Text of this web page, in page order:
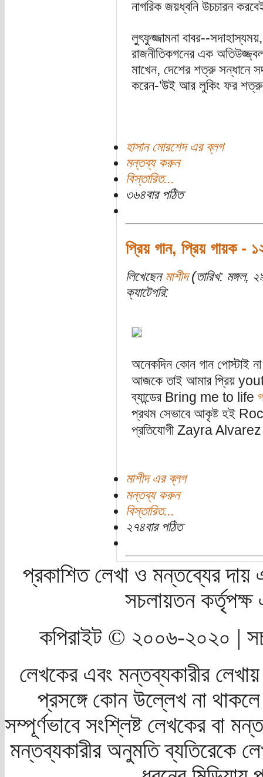
নাগরিক জয়ধ্বনি উচচারন
লুৎফুজ্জামনা বাবর--
রাজনীতিকগনের এক
মাখেন, দেশের শত্রু সন্ধানে
করেন-'উই আর লুকিং ফর শত্রু',
হাসান মোরশেদ এর ব্লগ
মন্তব্য করুন
বিস্তারিত...
৩৬৪বার পঠিত
প্রিয় গান, প্রিয়
লিখেছেন মাশীদ(তারিখ: মঙ্গল,
ক্যাটেগরি:
অনেকদিন কোন গান পোস্টাই
আজকে তাই আমার প্রিয়
ব্যান্ডের Bring me to life
প্রথম সেভাবে আকৃষ্ট হই
প্রতিযোগী Zayra
মাশীদ এর ব্লগ
মন্তব্য করুন
বিস্তারিত...
২৭৪বার পঠিত
প্রকাশিত লেখা ও মন্তব্যের দায়
সচলায়তন
কপিরাইট © ২০০৬-২০২০ |
লেখকের এবং মন্তব্যকারীর
প্রসঙ্গে কোন উল্লেখ না
সম্পূর্ণভাবে সংশ্লিষ্ট লেখকের বা
মন্তব্যকারীর অনুমতি ব্যতিরেকে